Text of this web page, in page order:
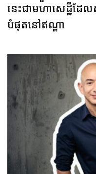
នេះជាមហាសេដ្ឋីដែ
បំផុតនៅឥណ្ឌា